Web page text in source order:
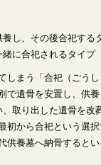
養し、その後合祀する
緒に合祀されるタイプ
しまう「合祀（ごう
で遺骨を安置し、供
取り出した遺骨を改
初から合祀という選
養墓へ納骨すると